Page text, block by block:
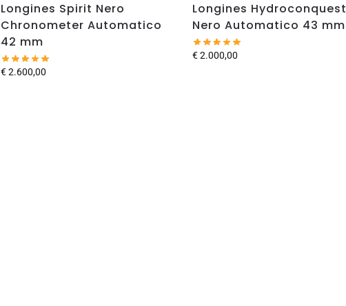
Longines Spirit Nero
Chronometer Automatico
42 mm
€2.600,00
Longines Hydroconquest
Nero Automatico 43 mm
€2.000,00